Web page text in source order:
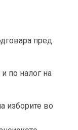
пред
по налог на
изборите во